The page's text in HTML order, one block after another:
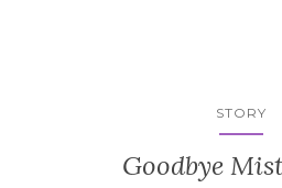
STORY
Goodbye